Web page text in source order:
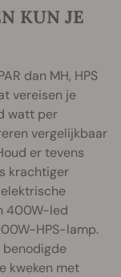
KUN JE
dan MH, HPS
vereisen je
watt per
vergelijkbaar
er tevens
krachtiger
400W-led
HPS-lamp.
benodigde
kweken met